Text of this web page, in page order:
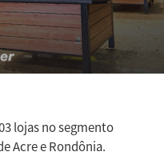
lojas no segmento
Acre e Rondônia.